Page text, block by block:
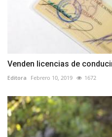
Venden licencias de
Editora Febrero 10, 2019 1672